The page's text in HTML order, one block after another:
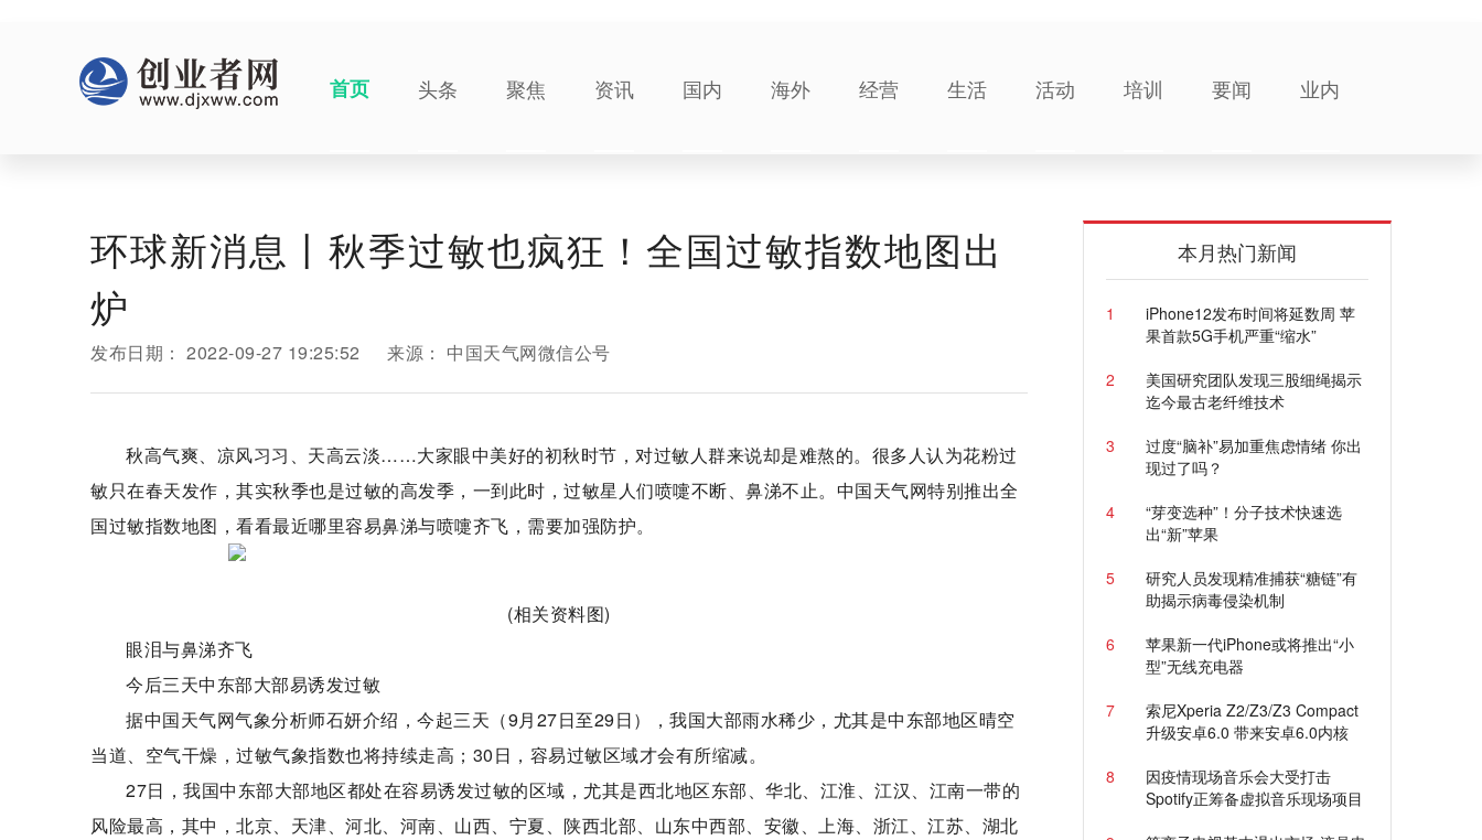
首页 头条 聚焦 资讯 国内 海外 经营 生活 活动 培训 要闻 业内
环球新消息丨秋季过敏也疯狂！全国过敏指数地图出
炉
发布日期： 2022-09-27 19:25:52 来源： 中国天气网微信公号
秋高气爽、凉风习习、天高云淡……大家眼中美好的初秋时节，对过敏人群来说却是难熬的。很多人认为花粉过
敏只在春天发作，其实秋季也是过敏的高发季，一到此时，过敏星人们喷嚏不断、鼻涕不止。中国天气网特别推出全
国过敏指数地图，看看最近哪里容易鼻涕与喷嚏齐飞，需要加强防护。
(相关资料图)
眼泪与鼻涕齐飞
今后三天中东部大部易诱发过敏
据中国天气网气象分析师石妍介绍，今起三天（9月27日至29日），我国大部雨水稀少，尤其是中东部地区晴空
当道、空气干燥，过敏气象指数也将持续走高；30日，容易过敏区域才会有所缩减。
27日，我国中东部大部地区都处在容易诱发过敏的区域，尤其是西北地区东部、华北、江淮、江汉、江南一带的
风险最高，其中，北京、天津、河北、河南、山西、宁夏、陕西北部、山东中西部、安徽、上海、浙江、江苏、湖北
本月热门新闻
1
iPhone12发布时间将延数周 苹
果首款5G手机严重“缩水”
2
美国研究团队发现三股细绳揭示
迄今最古老纤维技术
3
过度“脑补”易加重焦虑情绪 你出
现过了吗？
4
“芽变选种”！分子技术快速选
出“新”苹果
5
研究人员发现精准捕获“糖链”有
助揭示病毒侵染机制
6
苹果新一代iPhone或将推出“小
型”无线充电器
7
索尼Xperia Z2/Z3/Z3 Compact
升级安卓6.0 带来安卓6.0内核
8
因疫情现场音乐会大受打击
Spotify正筹备虚拟音乐现场项目